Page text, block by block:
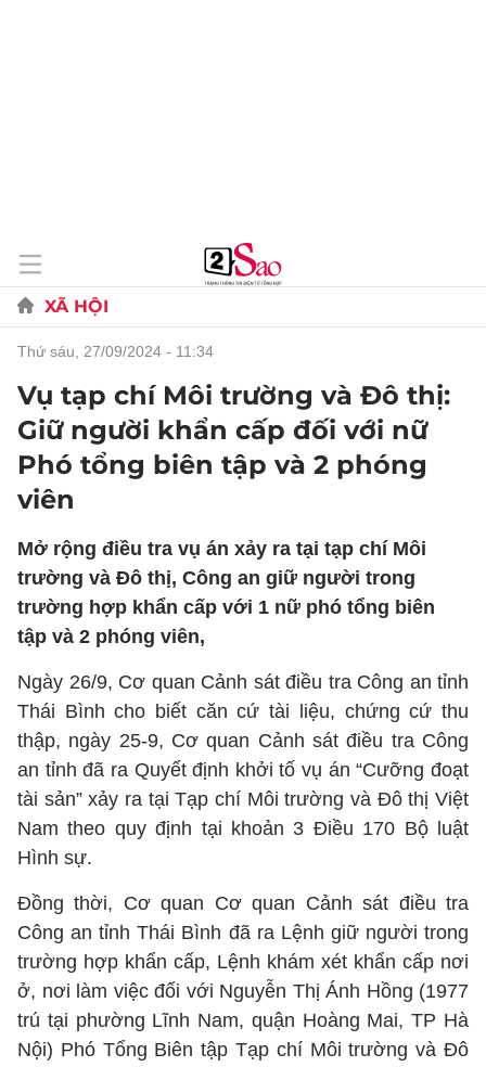
XÃ HỘI
thứ sáu, 27/09/2024 - 11:34
Vụ tạp chí Môi trường và Đô thị:
Giữ người khẩn cấp đối với nữ
Phó tổng biên tập và 2 phóng
viên
Mở rộng điều tra vụ án xảy ra tại tạp chí Môi
trường và Đô thị, Công an giữ người trong
trường hợp khẩn cấp với 1 nữ phó tổng biên
tập và 2 phóng viên,
Ngày 26/9, Cơ quan Cảnh sát điều tra Công an tỉnh
Thái Bình cho biết căn cứ tài liệu, chứng cứ thu
thập, ngày 25-9, Cơ quan Cảnh sát điều tra Công
an tỉnh đã ra Quyết định khởi tố vụ án “Cưỡng đoạt
tài sản” xảy ra tại Tạp chí Môi trường và Đô thị Việt
Nam theo quy định tại khoản 3 Điều 170 Bộ luật
Hình sự.
Đồng thời, Cơ quan Cơ quan Cảnh sát điều tra
Công an tỉnh Thái Bình đã ra Lệnh giữ người trong
trường hợp khẩn cấp, Lệnh khám xét khẩn cấp nơi
ở, nơi làm việc đối với Nguyễn Thị Ánh Hồng (1977
trú tại phường Lĩnh Nam, quận Hoàng Mai, TP Hà
Nội) Phó Tổng Biên tập Tạp chí Môi trường và Đô